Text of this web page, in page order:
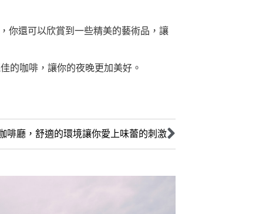
你還可以欣賞到一些精美的藝術品，讓
的咖啡，讓你的夜晚更加美好。
啡廳，舒適的環境讓你愛上味蕾的刺激